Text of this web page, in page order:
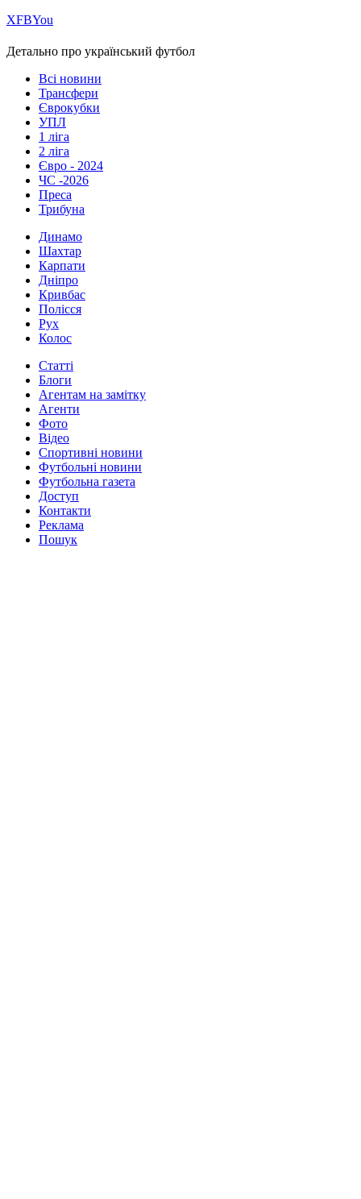
ХFBYou
Детально про український футбол
Всі новини
Трансфери
Єврокубки
УПЛ
1 ліга
2 ліга
Євро - 2024
ЧС -2026
Преса
Трибуна
Динамо
Шахтар
Карпати
Дніпро
Кривбас
Полісся
Рух
Колос
Статті
Блоги
Агентам на замітку
Агенти
Фото
Відео
Спортивні новини
Футбольні новини
Футбольна газета
Доступ
Контакти
Реклама
Пошук